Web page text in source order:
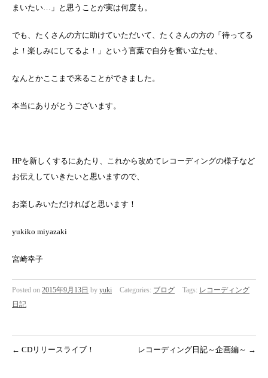
まいたい…」と思うことが実は何度も。
でも、たくさんの方に助けていただいて、たくさんの方の「待ってる
よ！楽しみにしてるよ！」という言葉で自分を奮い立たせ、
なんとかここまで来ることができました。
本当にありがとうございます。
HPを新しくするにあたり、これから改めてレコーディングの様子など
お伝えしていきたいと思いますので、
お楽しみいただければと思います！
yukiko miyazaki
宮崎幸子
Posted on 2015年9月13日 by yuki Categories: ブログ Tags: レコーディング
日記
← CDリリースライブ！ レコーディング日記～企画編～ →